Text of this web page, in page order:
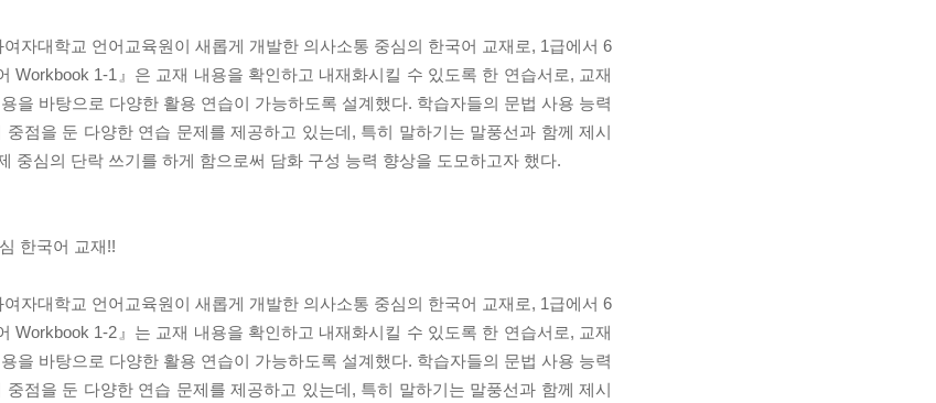
자대학교 언어교육원이 새롭게 개발한 의사소통 중심의 한국어 교재로, 1급에서 6
Workbook 1-1』은 교재 내용을 확인하고 내재화시킬 수 있도록 한 연습서로, 교재
을 바탕으로 다양한 활용 연습이 가능하도록 설계했다. 학습자들의 문법 사용 능력
점을 둔 다양한 연습 문제를 제공하고 있는데, 특히 말하기는 말풍선과 함께 제시
중심의 단락 쓰기를 하게 함으로써 담화 구성 능력 향상을 도모하고자 했다.
한국어 교재!!
자대학교 언어교육원이 새롭게 개발한 의사소통 중심의 한국어 교재로, 1급에서 6
Workbook 1-2』는 교재 내용을 확인하고 내재화시킬 수 있도록 한 연습서로, 교재
을 바탕으로 다양한 활용 연습이 가능하도록 설계했다. 학습자들의 문법 사용 능력
점을 둔 다양한 연습 문제를 제공하고 있는데, 특히 말하기는 말풍선과 함께 제시